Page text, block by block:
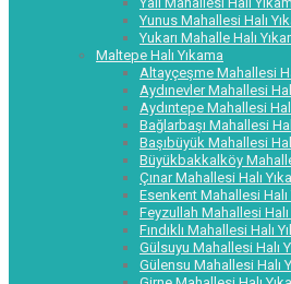
Yunus Mahallesi Halı
Yukarı Mahalle Halı
Maltepe Halı Yıkama
Altayçeşme Mahallesi
Aydınevler Mahallesi
Aydıntepe Mahallesi
Bağlarbaşı Mahallesi
Başıbüyük Mahallesi
Büyükbakkalköy
Çınar Mahallesi Halı
Esenkent Mahallesi Halı
Feyzullah Mahallesi Halı
Fındıklı Mahallesi Halı
Gülsuyu Mahallesi Halı
Gülensu Mahallesi Halı